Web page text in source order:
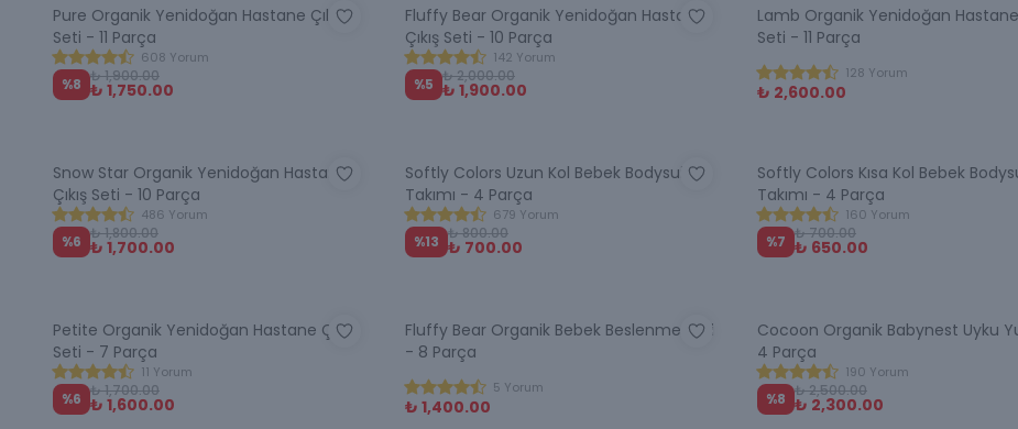
Pure Organik Yenidoğan Hastane Çıkış
Seti - 11 Parça
608 Yorum
%8 ₺ 1,900.00
₺ 1,750.00
Fluffy Bear Organik Yenidoğan Hastane
Çıkış Seti - 10 Parça
142 Yorum
%5 ₺ 2,000.00
₺ 1,900.00
Lamb Organik Yenidoğan Hastane
Seti - 11 Parça
128 Yorum
₺ 2,600.00
Snow Star Organik Yenidoğan Hastane
Çıkış Seti - 10 Parça
486 Yorum
%6 ₺ 1,800.00
₺ 1,700.00
Softly Colors Uzun Kol Bebek Bodysuit
Takımı - 4 Parça
679 Yorum
%13 ₺ 800.00
₺ 700.00
Softly Colors Kısa Kol Bebek
Takımı - 4 Parça
160 Yorum
%7 ₺ 700.00
₺ 650.00
Petite Organik Yenidoğan Hastane Çıkış
Seti - 7 Parça
11 Yorum
%6 ₺ 1,700.00
₺ 1,600.00
Fluffy Bear Organik Bebek Beslenme Seti
- 8 Parça
5 Yorum
₺ 1,400.00
Cocoon Organik Babynest Uyku
4 Parça
190 Yorum
%8 ₺ 2,500.00
₺ 2,300.00